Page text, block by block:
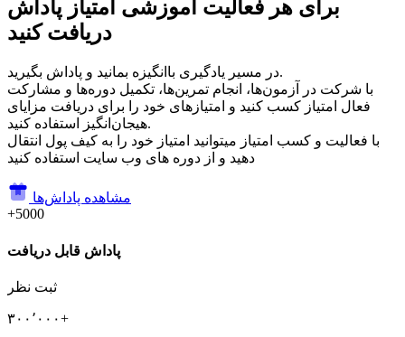
برای هر فعالیت آموزشی امتیاز پاداش
دریافت کنید
در مسیر یادگیری باانگیزه بمانید و پاداش بگیرید.
با شرکت در آزمون‌ها، انجام تمرین‌ها، تکمیل دوره‌ها و مشارکت
فعال امتیاز کسب کنید و امتیازهای خود را برای دریافت مزایای
هیجان‌انگیز استفاده کنید.
با فعالیت و کسب امتیاز میتوانید امتیاز خود را به کیف پول انتقال
دهید و از دوره های وب سایت استفاده کنید
مشاهده پاداش‌ها
+5000
پاداش قابل دریافت
ثبت نظر
۳۰۰٬۰۰۰+